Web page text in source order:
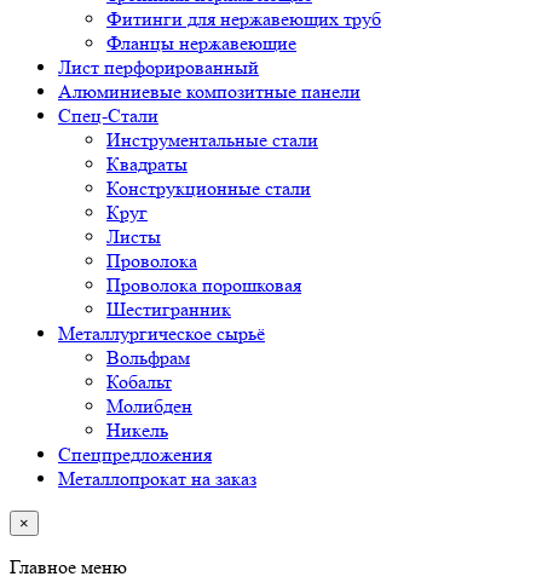
Фитинги для нержавеющих труб
Фланцы нержавеющие
Лист перфорированный
Алюминиевые композитные панели
Спец-Стали
Инструментальные стали
Квадраты
Конструкционные стали
Круг
Листы
Проволока
Проволока порошковая
Шестигранник
Металлургическое сырьё
Вольфрам
Кобальт
Молибден
Никель
Спецпредложения
Металлопрокат на заказ
×
Главное меню